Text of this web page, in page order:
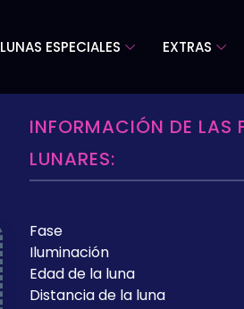
LUNAS ESPECIALES EXTRAS
INFORMACIÓN DE LAS
LUNARES:
Fase
Iluminación
Edad de la luna
Distancia de la luna